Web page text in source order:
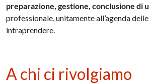
preparazione, gestione, conclusione di
professionale, unitamente all’agenda
intraprendere.
A chi ci rivolgiamo